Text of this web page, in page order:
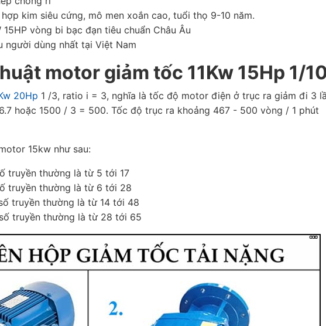
kim siêu cứng, mô men xoắn cao, tuổi thọ 9-10 năm.
vòng bi bạc đạn tiêu chuẩn Châu Âu
người dùng nhất tại Việt Nam
motor giảm tốc 11Kw 15Hp 1/
20Hp 1 /3, ratio i = 3, nghĩa là tốc độ motor điện ở trục ra giảm đi 3
hoặc 1500 / 3 = 500. Tốc độ trục ra khoảng 467 - 500 vòng / 1 phút
15kw như sau:
truyền thường là từ 5 tới 17
truyền thường là từ 6 tới 28
truyền thường là từ 14 tới 48
truyền thường là từ 28 tới 65